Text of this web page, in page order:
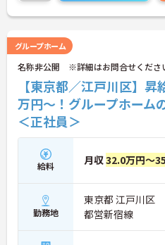
グループホーム
名称非公開 ※詳細はお問合せくださ
【東京都／江戸川区】
万円～！グループホーム
＜正社員＞
給料 月収32.0万円～
勤務地
東京都 江戸川区
都営新宿線